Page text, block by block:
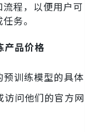
程，以便用户可
务。
产品价格
训练模型的具体
访问他们的官方网